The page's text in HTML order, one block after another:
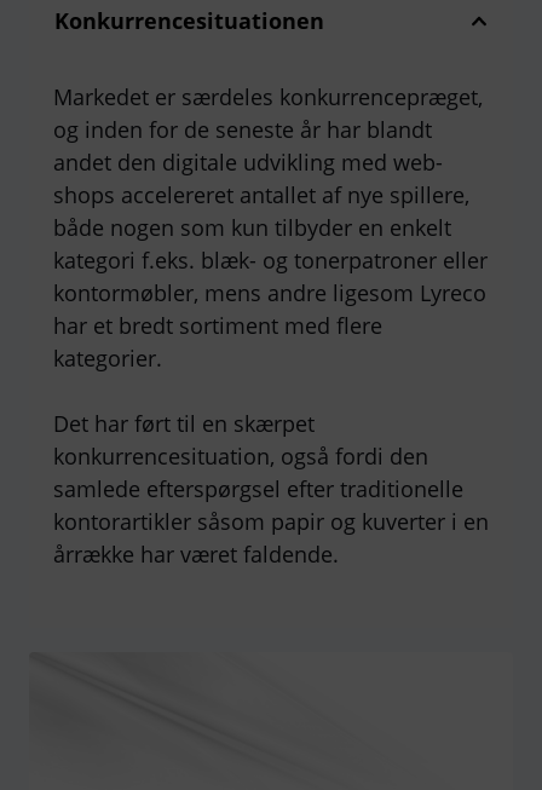
Konkurrencesituationen
Markedet er særdeles konkurrencepræget,
og inden for de seneste år har blandt
andet den digitale udvikling med web-
shops accelereret antallet af nye spillere,
både nogen som kun tilbyder en enkelt
kategori f.eks. blæk- og tonerpatroner eller
kontormøbler, mens andre ligesom Lyreco
har et bredt sortiment med flere
kategorier.
Det har ført til en skærpet
konkurrencesituation, også fordi den
samlede efterspørgsel efter traditionelle
kontorartikler såsom papir og kuverter i en
årrække har været faldende.